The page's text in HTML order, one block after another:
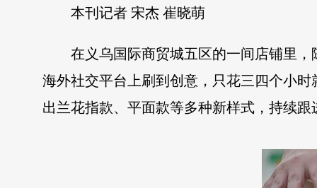
证
本刊记者 宋杰 崔晓萌
在义乌国际商贸城五区的一间店铺里
海外社交平台上刷到创意，只花三四个小
出兰花指款、平面款等多种新样式，持续跟